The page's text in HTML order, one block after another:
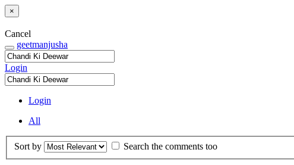
×
Cancel
geetmanjusha
Login
Login
All
Sort by Search the comments too